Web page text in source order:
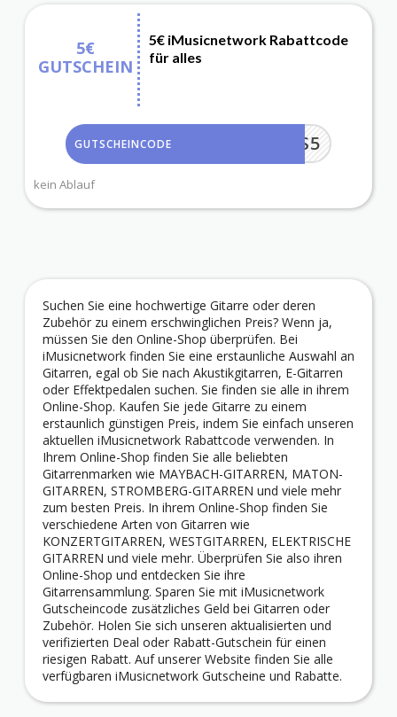
5€
GUTSCHEIN
5€ iMusicnetwork Rabattcode
für alles
NEWS5
GUTSCHEINCODE
kein Ablauf
Suchen Sie eine hochwertige Gitarre oder deren
Zubehör zu einem erschwinglichen Preis? Wenn ja,
müssen Sie den Online-Shop überprüfen. Bei
iMusicnetwork finden Sie eine erstaunliche Auswahl an
Gitarren, egal ob Sie nach Akustikgitarren, E-Gitarren
oder Effektpedalen suchen. Sie finden sie alle in ihrem
Online-Shop. Kaufen Sie jede Gitarre zu einem
erstaunlich günstigen Preis, indem Sie einfach unseren
aktuellen iMusicnetwork Rabattcode verwenden. In
Ihrem Online-Shop finden Sie alle beliebten
Gitarrenmarken wie MAYBACH-GITARREN, MATON-
GITARREN, STROMBERG-GITARREN und viele mehr
zum besten Preis. In ihrem Online-Shop finden Sie
verschiedene Arten von Gitarren wie
KONZERTGITARREN, WESTGITARREN, ELEKTRISCHE
GITARREN und viele mehr. Überprüfen Sie also ihren
Online-Shop und entdecken Sie ihre
Gitarrensammlung. Sparen Sie mit iMusicnetwork
Gutscheincode zusätzliches Geld bei Gitarren oder
Zubehör. Holen Sie sich unseren aktualisierten und
verifizierten Deal oder Rabatt-Gutschein für einen
riesigen Rabatt. Auf unserer Website finden Sie alle
verfügbaren iMusicnetwork Gutscheine und Rabatte.